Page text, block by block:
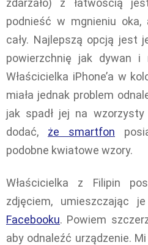
zdarzało) z łatwością
podnieść w mgnieniu
cały. Najlepszą opcją jest
powierzchnię jak dywan
Właścicielka iPhone’a w
miała jednak problem
jak spadł jej na
dodać, że smartfon
podobne kwiatowe wzory.
Właścicielka z Filipin
zdjęciem, umieszczając
Facebooku. Powiem
aby odnaleźć urządzenie. Mi